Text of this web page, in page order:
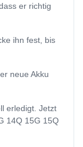
er richtig
ihn fest, bis
neue Akku
erledigt. Jetzt
14Q 15G 15Q